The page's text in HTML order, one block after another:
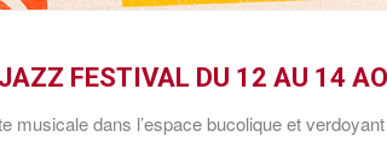
FESTIVAL DU 12 AU 14
musicale dans l’espace bucolique et